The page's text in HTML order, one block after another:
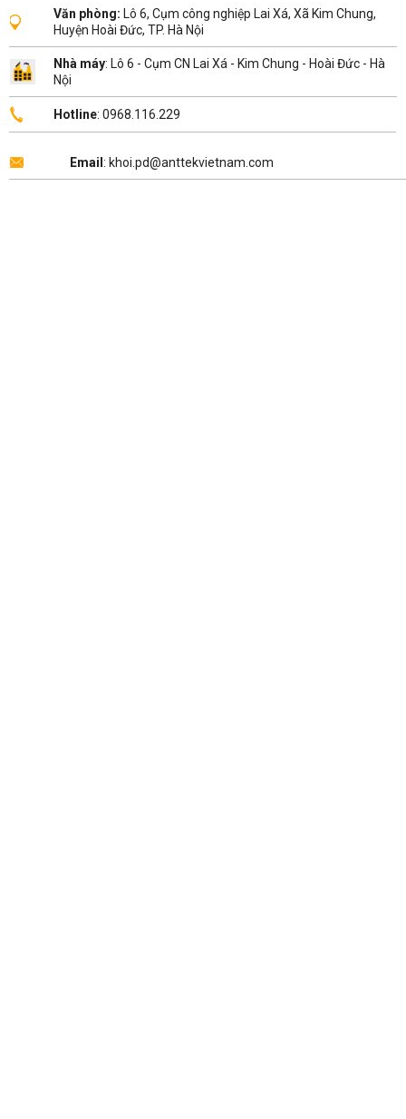
Văn phòng: Lô 6, Cụm công nghiệp Lai Xá, Xã Kim Chung,
Huyện Hoài Đức, TP. Hà Nội
Nhà máy: Lô 6 - Cụm CN Lai Xá - Kim Chung - Hoài Đức - Hà
Nội
Hotline: 0968.116.229
Email : khoi.pd@anttekvietnam.com